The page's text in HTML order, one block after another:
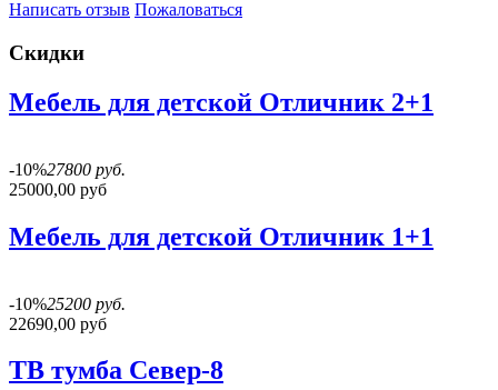
Написать отзыв Пожаловаться
Скидки
Мебель для детской Отличник 2+1
-10%27800 руб.
25000,00 руб
Мебель для детской Отличник 1+1
-10%25200 руб.
22690,00 руб
ТВ тумба Север-8